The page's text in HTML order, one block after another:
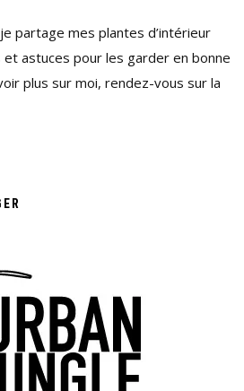
partage mes plantes d’intérieur
astuces pour les garder en bonne
plus sur moi, rendez-vous sur la